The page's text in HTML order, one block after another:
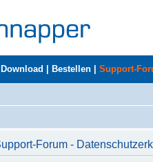
Download Bestellen Support-
Forum -